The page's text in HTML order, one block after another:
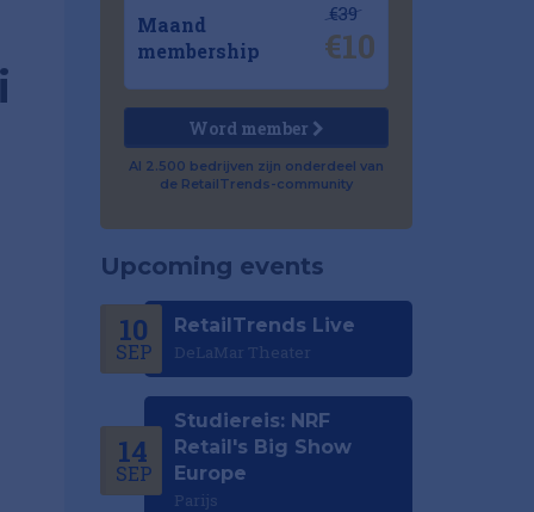
Maand
membership
€39
€10
Word member
Al 2.500 bedrijven zijn onderdeel van
de RetailTrends-community
Upcoming events
10
SEP
RetailTrends Live
DeLaMar Theater
14
SEP
Studiereis: NRF
Retail's Big Show
Europe
Parijs